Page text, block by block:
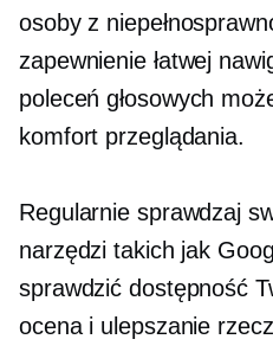
osoby z
zapewnienie łatwej
poleceń głosowych
komfort przeglądania.
Regularnie sprawdzaj
narzędzi takich jak
sprawdzić dostępność
ocena i ulepszanie